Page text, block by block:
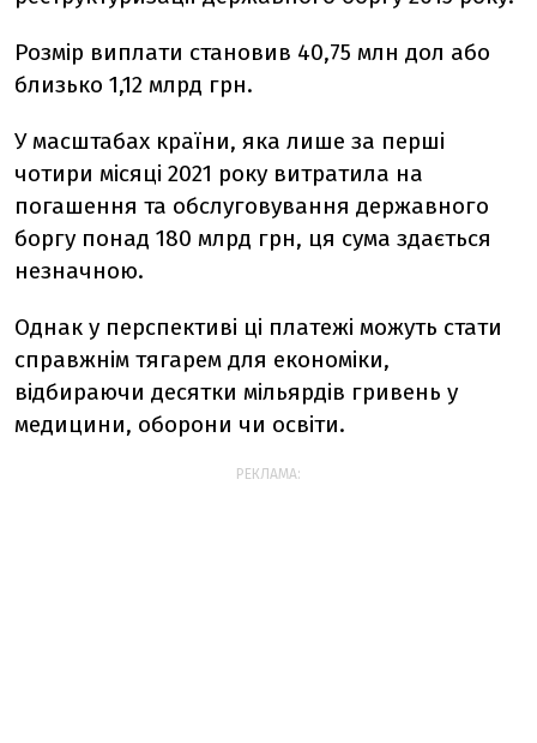
Розмір виплати становив 40,75 млн дол або
близько 1,12 млрд грн.
У масштабах країни, яка лише за перші
чотири місяці 2021 року витратила на
погашення та обслуговування державного
боргу понад 180 млрд грн, ця сума здається
незначною.
Однак у перспективі ці платежі можуть стати
справжнім тягарем для економіки,
відбираючи десятки мільярдів гривень у
медицини, оборони чи освіти.
РЕКЛАМА: